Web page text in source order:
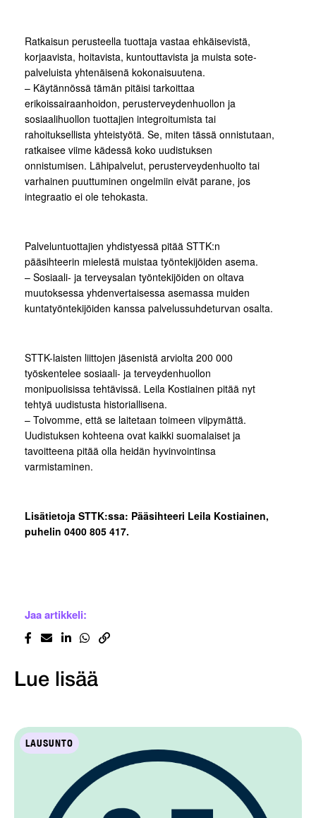
Ratkaisun perusteella tuottaja vastaa ehkäisevistä,
korjaavista, hoitavista, kuntouttavista ja muista sote-
palveluista yhtenäisenä kokonaisuutena.
– Käytännössä tämän pitäisi tarkoittaa
erikoissairaanhoidon, perusterveydenhuollon ja
sosiaalihuollon tuottajien integroitumista tai
rahoituksellista yhteistyötä. Se, miten tässä onnistutaan,
ratkaisee viime kädessä koko uudistuksen
onnistumisen. Lähipalvelut, perusterveydenhuolto tai
varhainen puuttuminen ongelmiin eivät parane, jos
integraatio ei ole tehokasta.
Palveluntuottajien yhdistyessä pitää STTK:n
pääsihteerin mielestä muistaa työntekijöiden asema.
– Sosiaali- ja terveysalan työntekijöiden on oltava
muutoksessa yhdenvertaisessa asemassa muiden
kuntatyöntekijöiden kanssa palvelussuhdeturvan osalta.
STTK-laisten liittojen jäsenistä arviolta 200 000
työskentelee sosiaali- ja terveydenhuollon
monipuolisissa tehtävissä. Leila Kostiainen pitää nyt
tehtyä uudistusta historiallisena.
– Toivomme, että se laitetaan toimeen viipymättä.
Uudistuksen kohteena ovat kaikki suomalaiset ja
tavoitteena pitää olla heidän hyvinvointinsa
varmistaminen.
Lisätietoja STTK:ssa: Pääsihteeri Leila Kostiainen,
puhelin 0400 805 417.
Jaa artikkeli:
Lue lisää
LAUSUNTO